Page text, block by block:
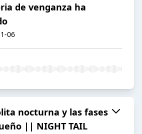
de venganza ha
06
nocturna y las fases
|| NIGHT TAIL